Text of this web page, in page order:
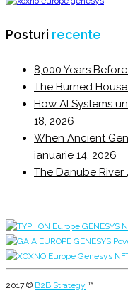
Posturi recente
8,000 Years
The Burned
How AI Systems
18, 2026
When Ancient
ianuarie 14, 2026
The Danube River
2017 © B2B Strategy ™